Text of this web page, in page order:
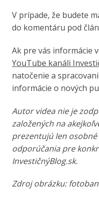
V prípade, že budete
do komentáru pod
Ak pre vás informácie
YouTube kanáli
natočenie a
informácie o nových
Autor videa nie je
založených na
prezentujú len osobné
odporúčania pre
InvestičnýBlog.sk.
Zdroj obrázku: